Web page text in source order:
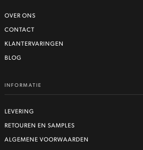
OVER ONS
CONTACT
KLANTERVARINGEN
BLOG
INFORMATIE
LEVERING
RETOUREN EN SAMPLES
ALGEMENE VOORWAARDEN